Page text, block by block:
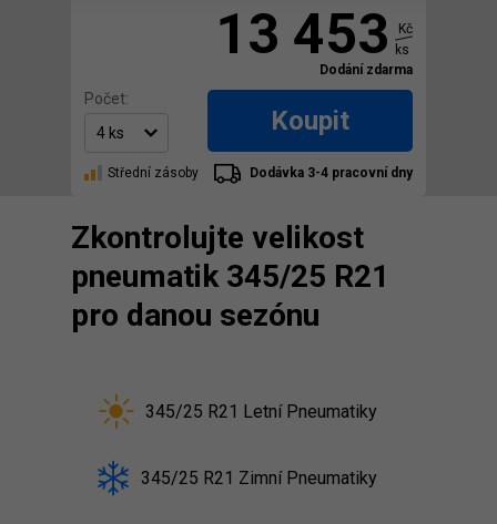
13 453
Kč
ks
Dodání zdarma
Počet:
Koupit
Střední zásoby Dodávka 3-4 pracovní dny
Zkontrolujte velikost
pneumatik 345/25 R21
pro danou sezónu
345/25 R21 Letní Pneumatiky
345/25 R21 Zimní Pneumatiky